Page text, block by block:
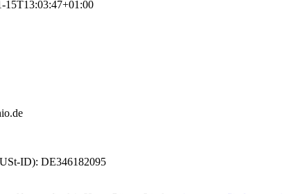
15T13:03:47+01:00
ID): DE346182095